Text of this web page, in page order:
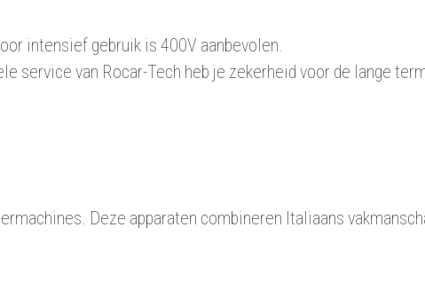
intensief gebruik is 400V aanbevolen.
service van Rocar-Tech heb je zekerheid voor de lange
Deze apparaten combineren Italiaans